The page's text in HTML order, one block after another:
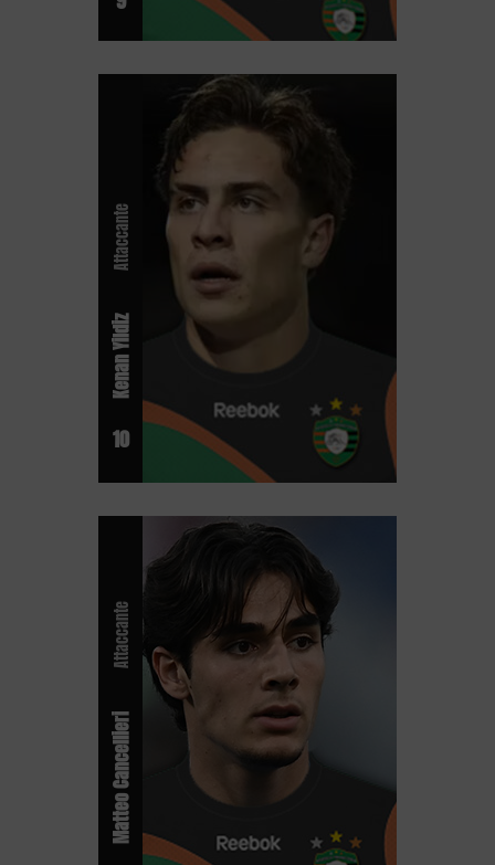
10
Kenan Yildiz
Attaccante
Matteo Cancellieri
Attaccante